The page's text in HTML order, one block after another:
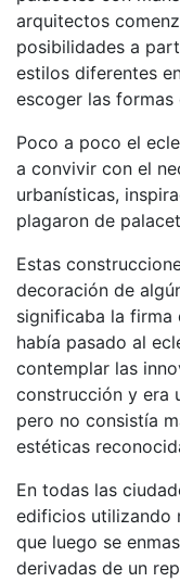
arquitectos
posibilidades a
estilos diferentes
escoger las formas
Poco a poco el
a convivir con el
urbanísticas,
plagaron de
Estas
decoración de
significaba la firma
había pasado al
contemplar las
construcción y era
pero no consistía
estéticas
En todas las
edificios utilizando
que luego se
derivadas de un